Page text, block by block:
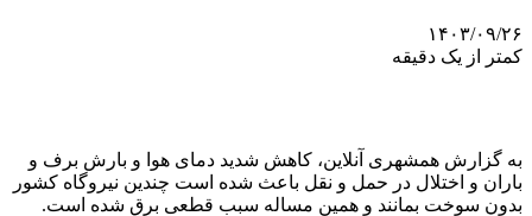
۱۴۰۳/۰۹/۲۶
کمتر از یک دقیقه
به گزارش همشهری آنلاین، کاهش شدید دمای هوا و بارش برف و
باران و اختلال در حمل و نقل باعث شده است چندین نیروگاه کشور
بدون سوخت بمانند و همین مساله سبب قطعی برق شده است.